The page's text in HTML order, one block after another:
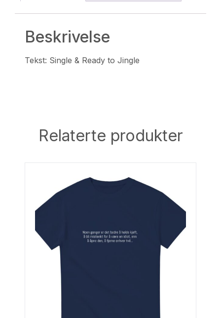
Beskrivelse
Tekst: Single & Ready to Jingle
Relaterte produkter